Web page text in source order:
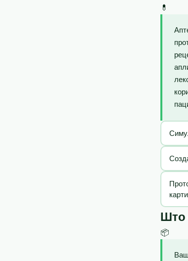
💊
Што
📦